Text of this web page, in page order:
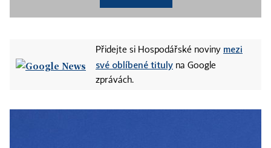
Přidejte si Hospodářské noviny mezi
své oblíbené tituly na Google
zprávách.